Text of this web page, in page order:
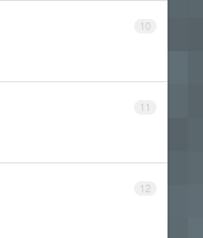
10
11
12